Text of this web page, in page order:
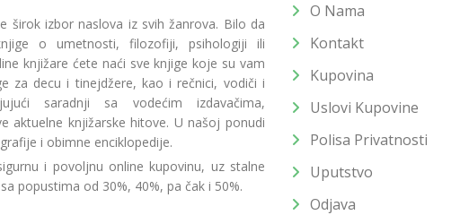
širok izbor naslova iz svih žanrova. Bilo da
o umetnosti, filozofiji, psihologiji ili
knjižare ćete naći sve knjige koje su vam
za decu i tinejdžere, kao i rečnici, vodiči i
saradnji sa vodećim izdavačima,
aktuelne knjižarske hitove. U našoj ponudi
i obimne enciklopedije.
i povoljnu online kupovinu, uz stalne
popustima od 30%, 40%, pa čak i 50%.
O Nama
Kontakt
Kupovina
Uslovi Kupovine
Polisa Privatnosti
Uputstvo
Odjava